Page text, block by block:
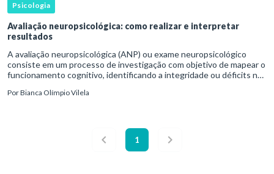
Psicologia
Avaliação neuropsicológica: como realizar e interpretar
resultados
A avaliação neuropsicológica (ANP) ou exame neuropsicológico
consiste em um processo de investigação com objetivo de mapear o
funcionamento cognitivo, identificando a integridade ou déficits nas
PorBianca Olímpio Vilela
1